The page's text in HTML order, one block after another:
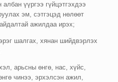
үүргээ гүйцэтгэхдээ
эм, сэтгэцэд нөлөөт
ажилдаа ирэх;
шалгах, хянан шийдвэрлэх
арьсны өнгө, нас, хүйс,
чинээ, эрхэлсэн ажил,